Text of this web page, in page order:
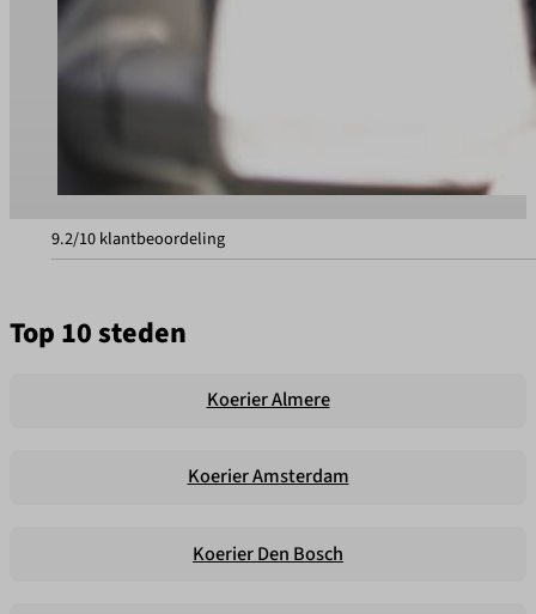
9.2/10 klantbeoordeling
Top 10 steden
Koerier Almere
Koerier Amsterdam
Koerier Den Bosch